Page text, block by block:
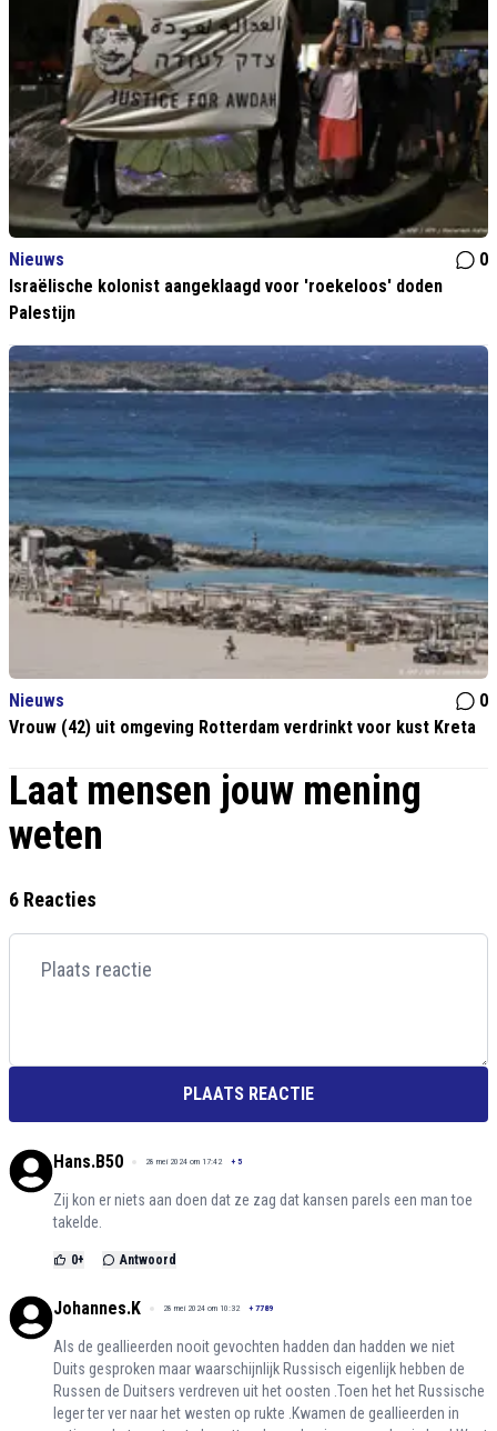
Nieuws
0
Israëlische kolonist aangeklaagd voor 'roekeloos' doden
Palestijn
Nieuws
0
Vrouw (42) uit omgeving Rotterdam verdrinkt voor kust Kreta
Laat mensen jouw mening
weten
6 Reacties
PLAATS REACTIE
Hans.B50 28 mei 2024 om 17:42 + 5
Zij kon er niets aan doen dat ze zag dat kansen parels een man toe
takelde.
0+ Antwoord
Johannes.K 28 mei 2024 om 10:32 + 7789
Als de geallieerden nooit gevochten hadden dan hadden we niet
Duits gesproken maar waarschijnlijk Russisch eigenlijk hebben de
Russen de Duitsers verdreven uit het oosten .Toen het het Russische
leger ter ver naar het westen op rukte .Kwamen de geallieerden in